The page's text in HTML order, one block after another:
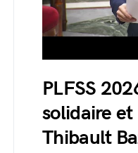
PLFSS
solidaire
Thibault